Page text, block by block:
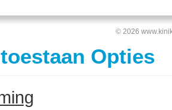
© 2026
Opties